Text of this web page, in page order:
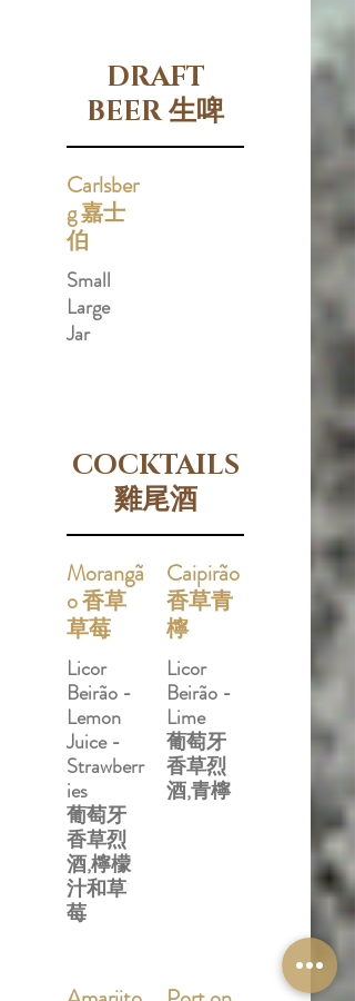
DRAFT
BEER 生啤
Carlsber
g 嘉士
伯
Small
Large
Jar
COCKTAILS
雞尾酒
Morangã
o 香草
草莓
Licor
Beirão -
Lemon
Juice -
Strawberr
ies
葡萄牙
香草烈
酒,檸檬
汁和草
莓
Caipirão
香草青
檸
Licor
Beirão -
Lime
葡萄牙
香草烈
酒,青檸